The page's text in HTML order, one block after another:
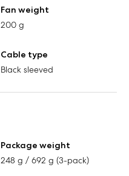
Fan weight
200 g
Cable type
Black sleeved
Package weight
248 g / 692 g (3-pack)